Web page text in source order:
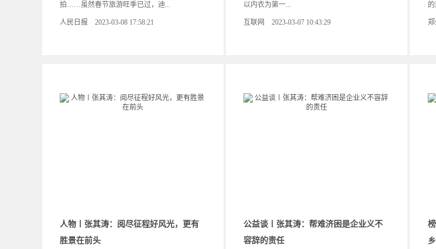
拍……虽然春节旅游旺季已过，迪...
人民日报 2023-03-08 17:58:21
以内衣为第一...
互联网 2023-03-07 10:43:29 郑
人物〡张其涛：阅尽征程好风光，更有
胜景在前头
公益谈〡张其涛：帮难济困是企业义不
容辞的责任